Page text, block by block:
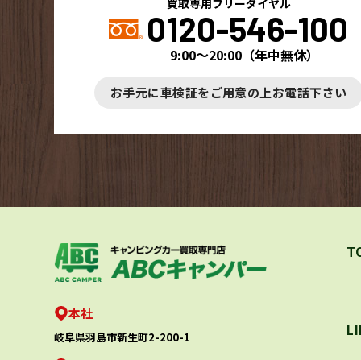
0120-546-100
9:00～20:00 （年中無休）
お手元に車検証をご用意の上お電話下さい
本社
岐阜県羽島市新生町2-200-1